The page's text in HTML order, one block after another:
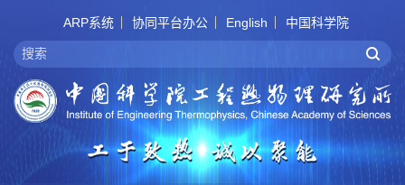
ARP系统 协同平台办公 English 中国科学院